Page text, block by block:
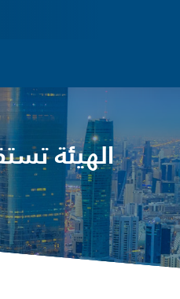
الهيئة